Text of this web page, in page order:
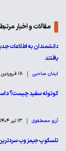
مقالات و اخبار مرتبط
دانشمندان به اطلاعات
یافتند
ایمان صاحبی 18 فروردین 1405
کوتوله سفید چیست؟
آرزو مصطفوی 13 تیر 1404
تلسکوپ جیمز وب سردترین